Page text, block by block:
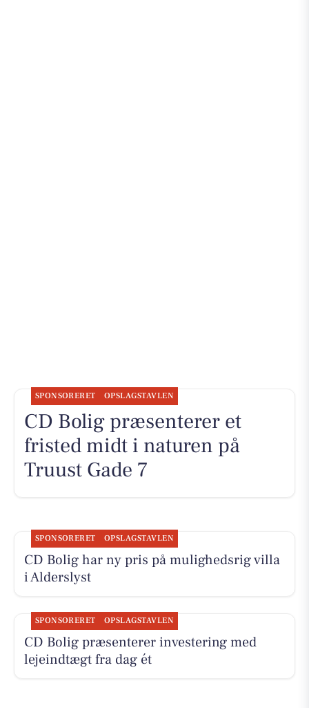
SPONSORERET OPSLAGSTAVLEN
CD Bolig præsenterer et
fristed midt i naturen på
Truust Gade 7
SPONSORERET OPSLAGSTAVLEN
CD Bolig har ny pris på mulighedsrig villa
i Alderslyst
SPONSORERET OPSLAGSTAVLEN
CD Bolig præsenterer investering med
lejeindtægt fra dag ét